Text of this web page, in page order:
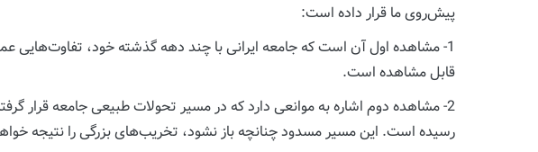
پیش‌روی ما قرار داده است:
1- مشاهده اول آن است که جامعه ایرانی با چند دهه گذشته خود،
قابل مشاهده است.
2- مشاهده دوم اشاره به موانعی دارد که در مسیر تحولات طبیعی جامعه
رسیده است. این مسیر مسدود چنانچه باز نشود، تخریب‌های بزرگی را نتیجه